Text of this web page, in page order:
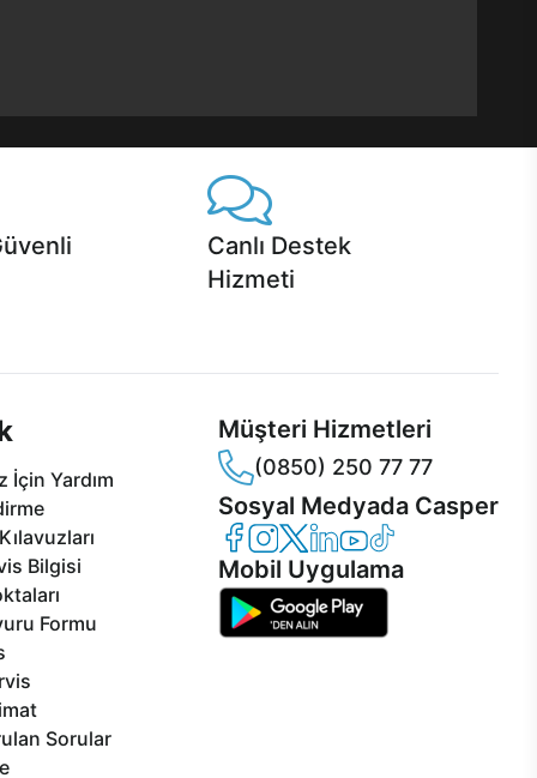
Canlı Destek
Hizmeti
İçin Yardım
Bilgisi
Formu
Sorular
Müşteri Hizmetleri
(0850) 250 77 77
Sosyal Medyada Casper
Casper Facebook
Casper Instagram
Casper Twitter
Casper LinkedIn
Casper YouTube
Casper TikTok
Mobil Uygulama